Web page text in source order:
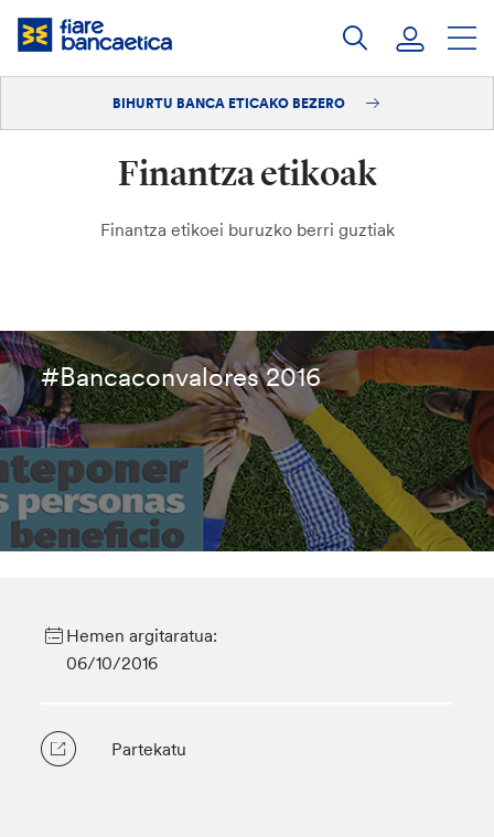
Pasatu
edukia
Bihurtu bezero
BIHURTU BANCA ETICAKO BEZERO
Finantza etikoak
Finantza etikoei buruzko berri guztiak
#Bancaconvalores 2016
Hemen argitaratua:
06/10/2016
Partekatu